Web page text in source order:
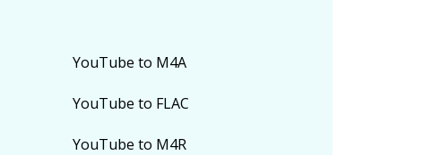
YouTube to M4A
YouTube to FLAC
YouTube to M4R